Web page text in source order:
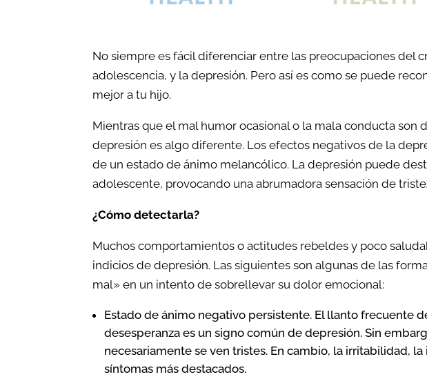
No siempre es fácil diferenciar entre las preocupaciones del
adolescencia, y la depresión. Pero así es como se puede
mejor a tu hijo.
Mientras que el mal humor ocasional o la mala conducta son
depresión es algo diferente. Los efectos negativos de la
de un estado de ánimo melancólico. La depresión puede
adolescente, provocando una abrumadora sensación de
¿Cómo detectarla?
Muchos comportamientos o actitudes rebeldes y poco
indicios de depresión. Las siguientes son algunas de las
mal» en un intento de sobrellevar su dolor emocional:
Estado de ánimo negativo persistente. El llanto frecuente
desesperanza es un signo común de depresión. Sin
necesariamente se ven tristes. En cambio, la irritabilidad,
síntomas más destacados.